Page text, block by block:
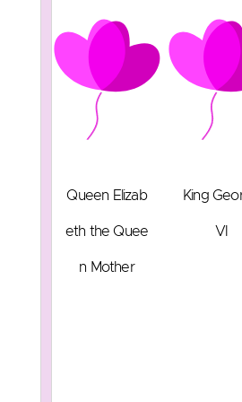
Queen Elizab
eth the Quee
n Mother
King
VI